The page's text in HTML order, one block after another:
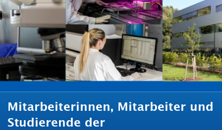
INTERNATIONAL
BESCHÄFTIGTE
Kontakt und Anfahrt Webmail Moodle
TH Online-Portal Personensuche English
Mitarbeiterinnen, Mitarbeiter und
Studierende der